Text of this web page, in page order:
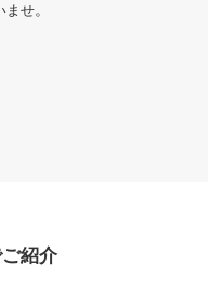
ませ。
紹介